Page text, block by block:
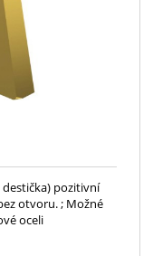
pozitivní
otvoru. ; Možné
oceli